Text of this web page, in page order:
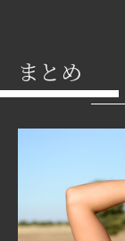
まとめ